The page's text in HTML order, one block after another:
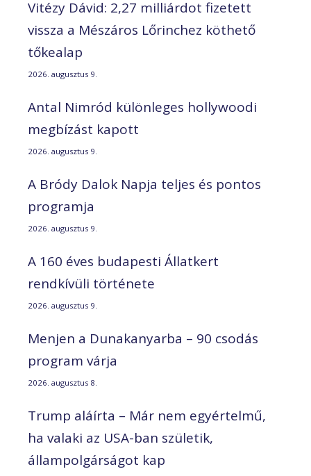
Vitézy Dávid: 2,27 milliárdot fizetett
vissza a Mészáros Lőrinchez köthető
tőkealap
2026. augusztus 9.
Antal Nimród különleges hollywoodi
megbízást kapott
2026. augusztus 9.
A Bródy Dalok Napja teljes és pontos
programja
2026. augusztus 9.
A 160 éves budapesti Állatkert
rendkívüli története
2026. augusztus 9.
Menjen a Dunakanyarba – 90 csodás
program várja
2026. augusztus 8.
Trump aláírta – Már nem egyértelmű,
ha valaki az USA-ban születik,
állampolgárságot kap